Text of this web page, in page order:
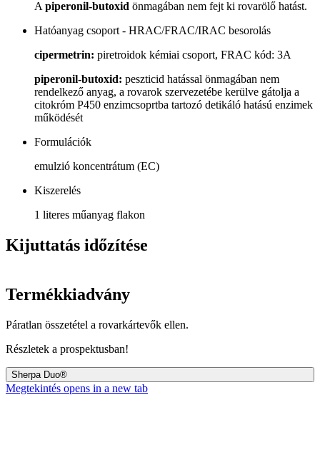
Apiperonil-butoxid önmagában nem fejt ki rovarölő hatást.
Hatóanyag csoport - HRAC/FRAC/IRAC besorolás
cipermetrin: piretroidok kémiai csoport, FRAC kód: 3A
piperonil-butoxid: peszticid hatással önmagában nem
rendelkező anyag, a rovarok szervezetébe kerülve gátolja a
citokróm P450 enzimcsoprtba tartozó detikáló hatású enzimek
működését
Formulációk
emulzió koncentrátum (EC)
Kiszerelés
1 literes műanyag flakon
Kijuttatás időzítése
Termékkiadvány
Páratlan összetétel a rovarkártevők ellen.
Részletek a prospektusban!
Sherpa Duo®
Megtekintés opens in a new tab